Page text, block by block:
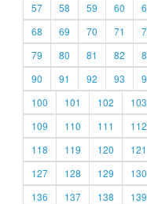
57
58 59 60
68
69 70 71
79
80 81 82
90
91 92 93
100
101 102 103
109
110 111 112
118
119 120 121
127
128 129 130
136
137 138 139